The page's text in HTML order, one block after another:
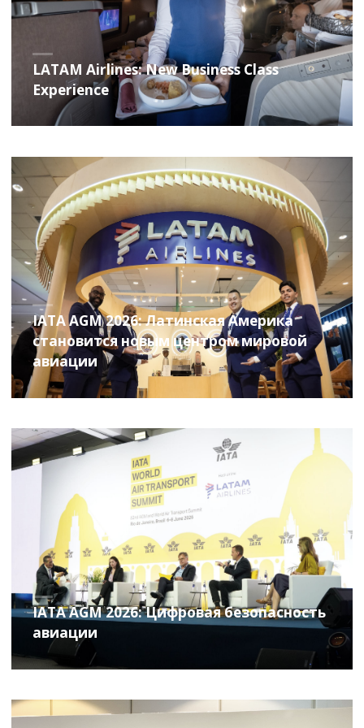
LATAM Airlines: New Business Class
Experience
IATA AGM 2026: Латинская Америка
становится новым центром мировой
авиации
IATA AGM 2026: Цифровая безопасность
авиации